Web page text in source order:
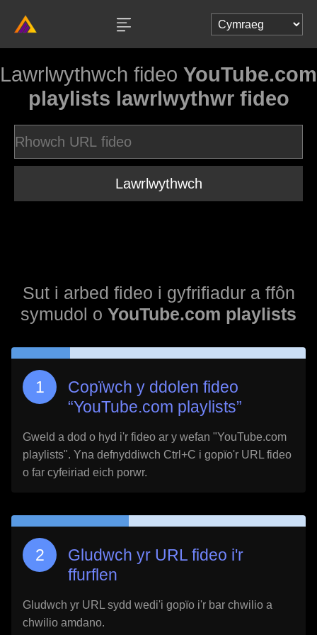
Lawrlwythwch fideo YouTube.com
playlists lawrlwythwr fideo
Lawrlwythwch
Sut i arbed fideo i gyfrifiadur a ffôn
symudol o YouTube.com playlists
Copïwch y ddolen fideo
“YouTube.com playlists”
Gweld a dod o hyd i'r fideo ar y wefan "YouTube.com
playlists". Yna defnyddiwch Ctrl+C i gopïo'r URL fideo
o far cyfeiriad eich porwr.
Gludwch yr URL fideo i'r
ffurflen
Gludwch yr URL sydd wedi'i gopïo i'r bar chwilio a
chwilio amdano.